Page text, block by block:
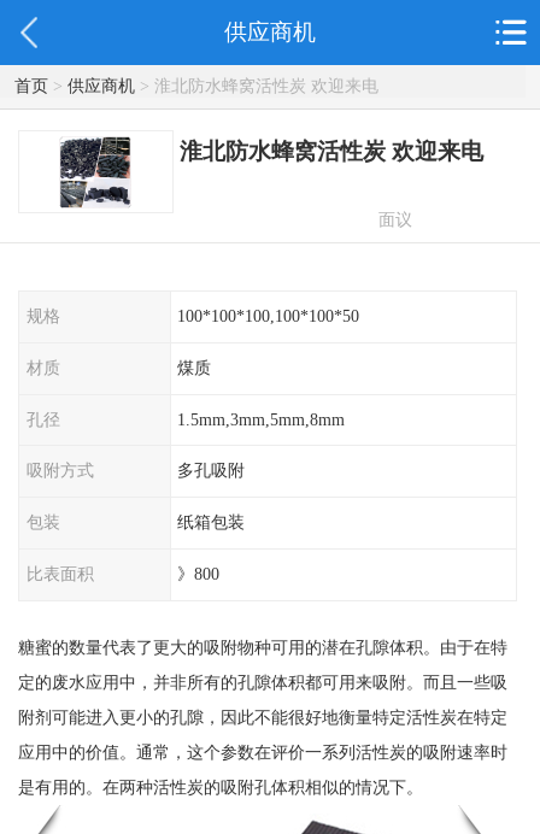
供应商机
首页> 供应商机> 淮北防水蜂窝活性炭 欢迎来电
淮北防水蜂窝活性炭 欢迎来电
面议
规格 100*100*100,100*100*50
材质 煤质
孔径 1.5mm,3mm,5mm,8mm
吸附方式 多孔吸附
包装 纸箱包装
比表面积 》800
糖蜜的数量代表了更大的吸附物种可用的潜在孔隙体积。由于在特
定的废水应用中，并非所有的孔隙体积都可用来吸附。而且一些吸
附剂可能进入更小的孔隙，因此不能很好地衡量特定活性炭在特定
应用中的价值。通常，这个参数在评价一系列活性炭的吸附速率时
是有用的。在两种活性炭的吸附孔体积相似的情况下。